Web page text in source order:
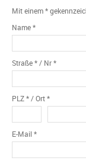
Mit einem *
Name *
Straße * / Nr *
PLZ * / Ort *
E-Mail *